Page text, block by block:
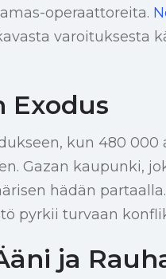
operaattoreita.
varoituksesta
Exodus
kun 480
Gazan kaupunki,
hädän
pyrkii turvaan
ja